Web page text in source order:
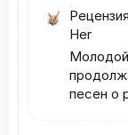
Her
песен о